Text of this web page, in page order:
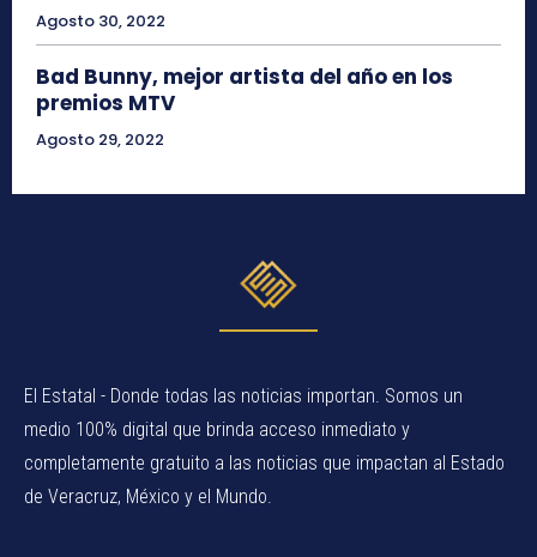
Agosto 30, 2022
Bad Bunny, mejor artista del año en los
premios MTV
Agosto 29, 2022
El Estatal - Donde todas las noticias importan. Somos un
medio 100% digital que brinda acceso inmediato y
completamente gratuito a las noticias que impactan al Estado
de Veracruz, México y el Mundo.